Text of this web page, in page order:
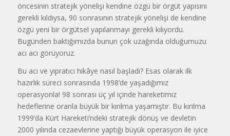
öncesinin strate­jik yönelişi kendine özgü bir örgüt yapısını
gerekli kıldıysa, 90 sonrası­nın stratejik yönelişi de kendine
öz­gü yeni bir örgütsel yapılanmayı ge­rekli kılıyordu.
Bugünden baktığı­mızda bunun çok uzağında olduğu­muzu
acı acı görüyoruz.
Bu acı ve yıpratıcı hikâye nasıl başladı? Esas olarak ilk
hazırlık sü­reci sonrasında 1998’de yaşadığımız
operasyonla! 98 sonrası üç yıl içinde hareketimiz
hedeflerine oranla bü­yük bir kırılma yaşamıştır. Bu kırıl­ma
1999’da Kürt Hareketi’ndeki stratejik dönüş ve devletin
2000 yı­lında cezaevlerine yaptığı büyük o­perasyon ile iyice